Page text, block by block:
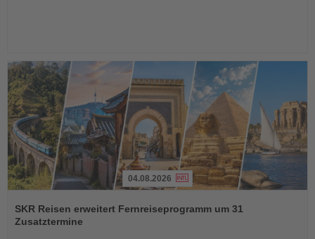
Sie
die
04.08.2026
SKR Reisen erweitert Fernreiseprogramm um 31
Zusatztermine